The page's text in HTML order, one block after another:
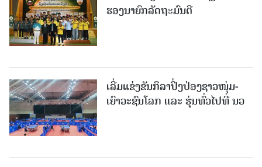
ຮອງນາຍົກລັດຖະມົນຕີ
ເລີ່ມແຂ່ງຂັນກິລາປິ່ງປ່ອງຊາວໜຸ່ມ-
ເຍົາວະຊົນໂລກ ແລະ ຮຸ່ນທົ່ວໄປທີ່ ນວ